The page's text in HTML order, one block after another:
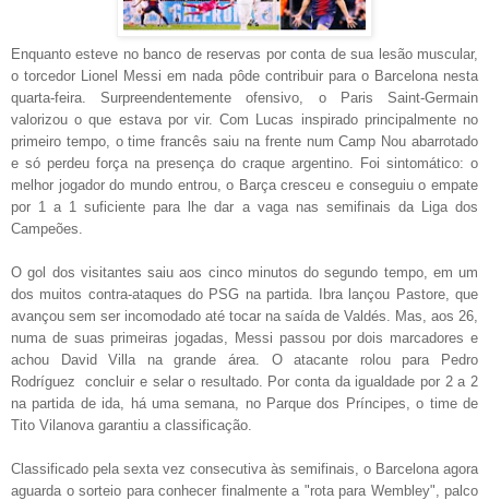
Enquanto esteve no banco de reservas por conta de sua lesão muscular,
o torcedor Lionel Messi em nada pôde contribuir para o Barcelona nesta
quarta-feira. Surpreendentemente ofensivo, o Paris Saint-Germain
valorizou o que estava por vir. Com Lucas inspirado principalmente no
primeiro tempo, o time francês saiu na frente num Camp Nou abarrotado
e só perdeu força na presença do craque argentino. Foi sintomático: o
melhor jogador do mundo entrou, o Barça cresceu e conseguiu o empate
por 1 a 1 suficiente para lhe dar a vaga nas semifinais da Liga dos
Campeões.
O gol dos visitantes saiu aos cinco minutos do segundo tempo, em um
dos muitos contra-ataques do PSG na partida. Ibra lançou Pastore, que
avançou sem ser incomodado até tocar na saída de Valdés. Mas, aos 26,
numa de suas primeiras jogadas, Messi passou por dois marcadores e
achou David Villa na grande área. O atacante rolou para Pedro
Rodríguez concluir e selar o resultado. Por conta da igualdade por 2 a 2
na partida de ida, há uma semana, no Parque dos Príncipes, o time de
Tito Vilanova garantiu a classificação.
Classificado pela sexta vez consecutiva às semifinais, o Barcelona agora
aguarda o sorteio para conhecer finalmente a "rota para Wembley", palco